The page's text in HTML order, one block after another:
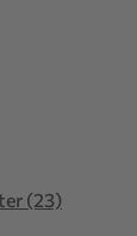
(23)